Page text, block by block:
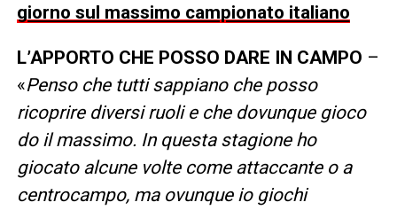
giorno sul massimo campionato italiano
L’APPORTO CHE POSSO DARE IN CAMPO –
«Penso che tutti sappiano che posso
ricoprire diversi ruoli e che dovunque gioco
do il massimo. In questa stagione ho
giocato alcune volte come attaccante o a
centrocampo, ma ovunque io giochi